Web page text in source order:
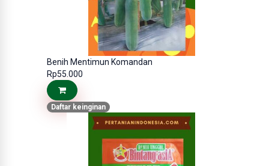
Benih Mentimun Komandan
Rp55.000
Daftar keinginan